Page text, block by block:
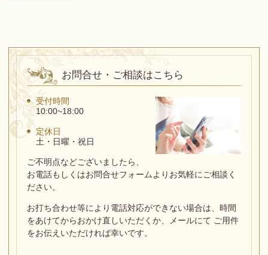
お問合せ・ご相談はこちら
受付時間
10:00~18:00
定休日
土・日曜・祝日
ご不明点などございましたら、
お電話もしくはお問合せフォームよりお気軽にご相談く
ださい。
お打ち合わせ等により電話対応ができない場合は、
時間
をあけてからおかけ直しいただくか、メールにて ご用件
をお伝えいただければ幸いです。